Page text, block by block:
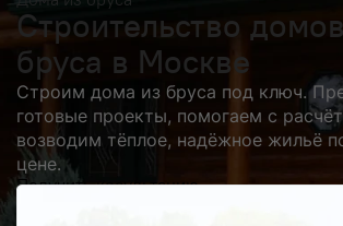
Строительство
бруса в Москве
Строим дома из бруса под ключ.
готовые проекты, помогаем с
возводим тёплое, надёжное жильё
цене.
Получить косультацию